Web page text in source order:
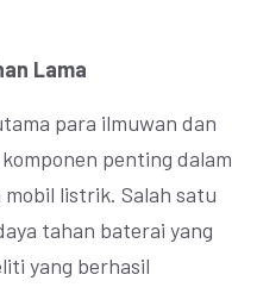
Lama
para ilmuwan dan
penting dalam
listrik. Salah satu
tahan baterai yang
yang berhasil